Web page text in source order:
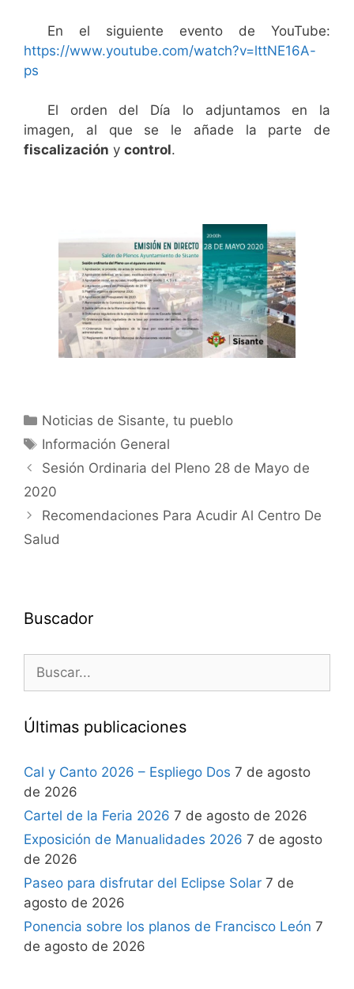
En el siguiente evento de YouTube:
https://www.youtube.com/watch?v=lttNE16A-
ps
El orden del Día lo adjuntamos en la
imagen, al que se le añade la parte de
fiscalización y control.
Noticias de Sisante, tu pueblo
Información General
Sesión Ordinaria del Pleno 28 de Mayo de
2020
Recomendaciones Para Acudir Al Centro De
Salud
Buscador
Últimas publicaciones
Cal y Canto 2026 – Espliego Dos 7 de agosto
de 2026
Cartel de la Feria 2026 7 de agosto de 2026
Exposición de Manualidades 2026 7 de agosto
de 2026
Paseo para disfrutar del Eclipse Solar 7 de
agosto de 2026
Ponencia sobre los planos de Francisco León 7
de agosto de 2026